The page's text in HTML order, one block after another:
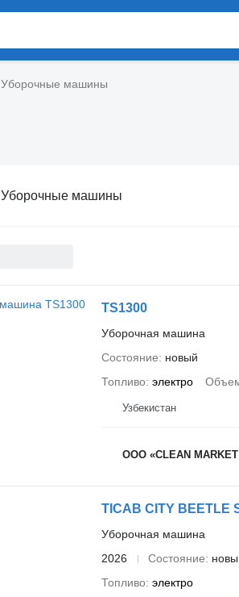
Уборочные машины
Уборочные машины
TS1300
Уборочная машина
Состояние
новый
Топливо электро
Узбекистан
ООО «CLEAN MARKET
TICAB CITY BEETLE
Уборочная машина
2026
Состояние
Топливо электро